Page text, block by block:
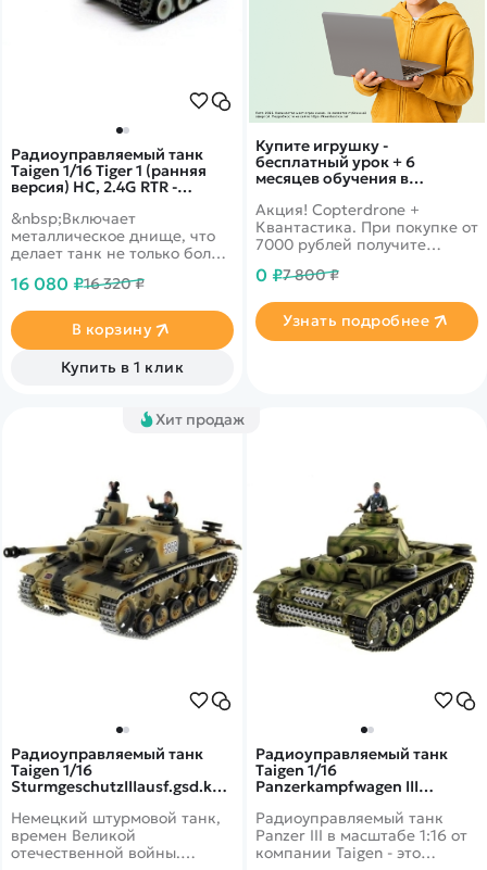
Купите игрушку -
бесплатный урок + 6
месяцев обучения в
Акция! Copterdrone +
Квантастика. При покупке от
7000 рублей получите
нашего партнера
0 ₽7 800 ₽
Узнать подробнее
Радиоуправляемый танк
Taigen 1/16 Tiger 1 (ранняя
версия) HC, 2.4G RTR -
&nbsp;Включает
металлическое днище, что
делает танк не только более
но и придает ему
вид, а также открывает
простор для дальнейшей
модернизации.
16 080 ₽16 320 ₽
В корзину
Купить в 1 клик
Хит продаж
Радиоуправляемый танк
Taigen 1/16
SturmgeschutzIIIausf.gsd.kfz.
Немецкий штурмовой танк,
времен Великой
отечественной войны.
Радиоуправляемый танк
Taigen 1/16
Panzerkampfwagen III
TG3848-1A
Радиоуправляемый танк
Panzer III в масштабе 1:16 от
компании Taigen - это